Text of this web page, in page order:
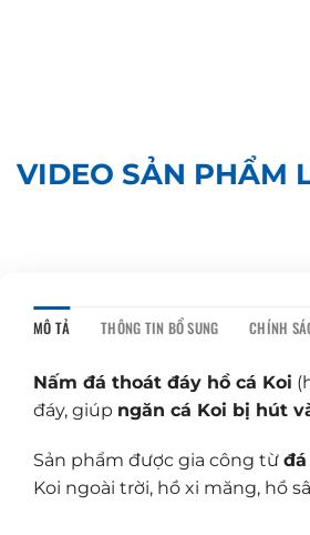
VIDEO SẢN PHẨM
MÔ TẢ THÔNG TIN BỔ SUNG CHÍNH
Nấm đá thoát đáy hồ cá Koi
đáy, giúp ngăn cá Koi bị hút
Sản phẩm được gia công từ
Koi ngoài trời, hồ xi măng, hồ